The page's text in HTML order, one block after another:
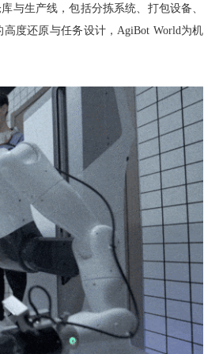
与生产线，包括分拣系统、打包设备、
度还原与任务设计，AgiBot World为机